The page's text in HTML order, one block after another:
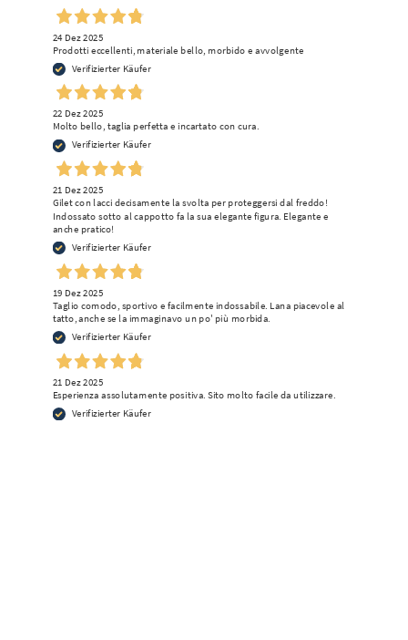
24 Dez 2025
Prodotti eccellenti, materiale bello, morbido e avvolgente
Verifizierter Käufer
22 Dez 2025
Molto bello, taglia perfetta e incartato con cura.
Verifizierter Käufer
21 Dez 2025
Gilet con lacci decisamente la svolta per proteggersi dal freddo!
Indossato sotto al cappotto fa la sua elegante figura. Elegante e
anche pratico!
Verifizierter Käufer
19 Dez 2025
Taglio comodo, sportivo e facilmente indossabile. Lana piacevole al
tatto, anche se la immaginavo un po' più morbida.
Verifizierter Käufer
21 Dez 2025
Esperienza assolutamente positiva. Sito molto facile da utilizzare.
Verifizierter Käufer